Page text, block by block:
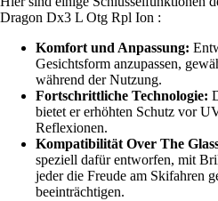
Dragon Dx3 L Otg Rpl Ion :
Komfort und Anpassung:
Gesichtsform anzupassen,
während der Nutzung.
Fortschrittliche Technologie:
bietet er erhöhten Schutz vor
Reflexionen.
Kompatibilität Over The
speziell dafür entworfen, mit
jeder die Freude am Skifahren
beeinträchtigen.